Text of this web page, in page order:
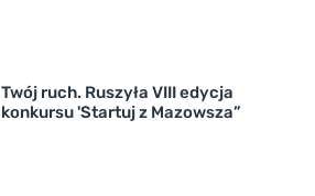
Twój ruch. Ruszyła VIII edycja
konkursu 'Startuj z Mazowsza”